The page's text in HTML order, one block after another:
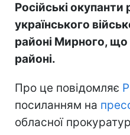
Російські окупанти
українського
районі Мирного,
районі.
Про це повідомляє
посиланням на
обласної